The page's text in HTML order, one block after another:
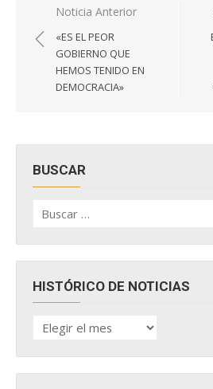
Navegación
de
entradas
Noticia Anterior
«ES EL PEOR
GOBIERNO QUE
HEMOS TENIDO EN
DEMOCRACIA»
BUSCAR
por:
HISTÓRICO DE NOTICIAS
HISTÓRICO
DE